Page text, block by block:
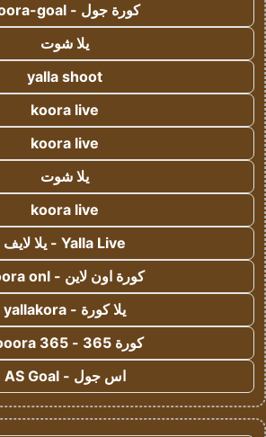
كورة جول - koora-goal
يلا شوت
yalla shoot
koora live
koora live
يلا شوت
koora live
Yalla Live - يلا لايف
كورة اون لاين - koora onl
يلا كورة - yallakora
كورة 365 - kooora 365
اس جول - AS Goal